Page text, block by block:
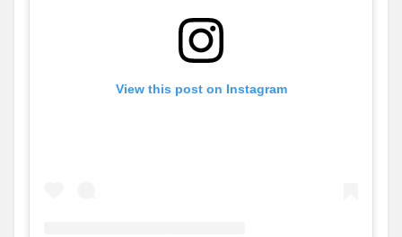
View this post on Instagram